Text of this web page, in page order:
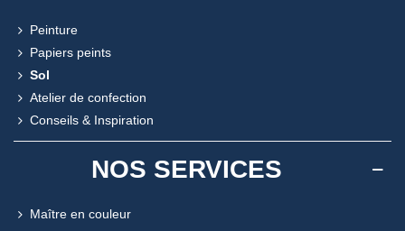
Peinture
Papiers peints
Sol
Atelier de confection
Conseils & Inspiration
NOS SERVICES
Maître en couleur